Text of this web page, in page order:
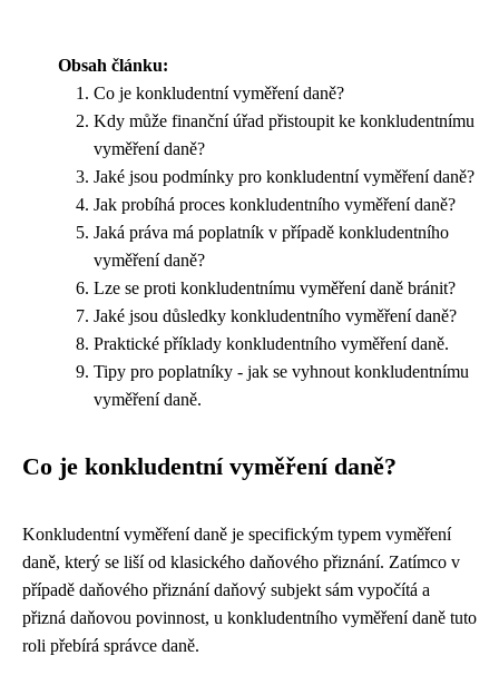
Obsah článku:
Co je konkludentní vyměření daně?
Kdy může finanční úřad přistoupit ke konkludentnímu
vyměření daně?
Jaké jsou podmínky pro konkludentní vyměření daně?
Jak probíhá proces konkludentního vyměření daně?
Jaká práva má poplatník v případě konkludentního
vyměření daně?
Lze se proti konkludentnímu vyměření daně bránit?
Jaké jsou důsledky konkludentního vyměření daně?
Praktické příklady konkludentního vyměření daně.
Tipy pro poplatníky - jak se vyhnout konkludentnímu
vyměření daně.
Co je konkludentní vyměření daně?
Konkludentní vyměření daně je specifickým typem vyměření
daně, který se liší od klasického daňového přiznání. Zatímco v
případě daňového přiznání daňový subjekt sám vypočítá a
přizná daňovou povinnost, u konkludentního vyměření daně tuto
roli přebírá správce daně.